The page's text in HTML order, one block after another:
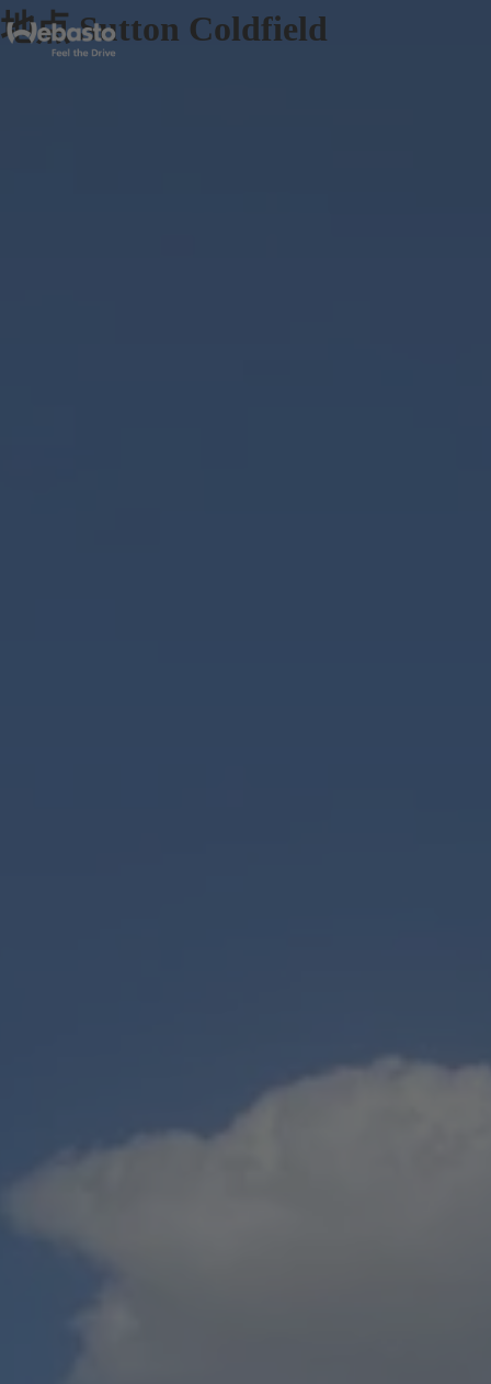
地点 Sutton Coldfield